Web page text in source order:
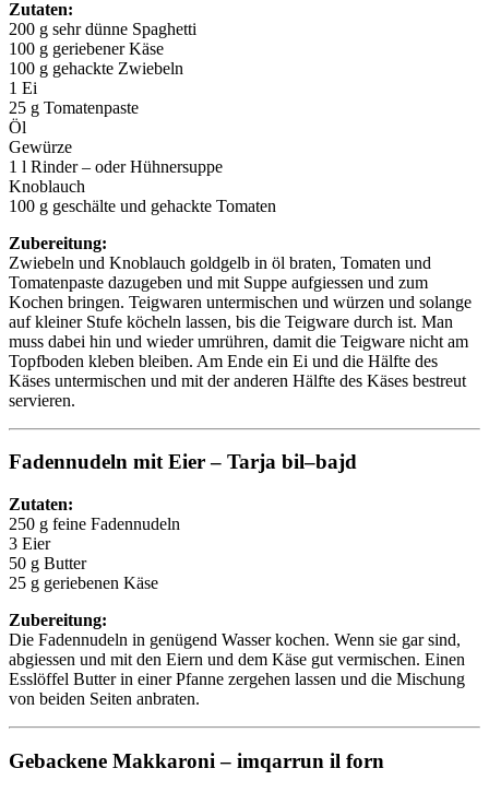
Zutaten:
200 g sehr dünne Spaghetti
100 g geriebener Käse
100 g gehackte Zwiebeln
1 Ei
25 g Tomatenpaste
Öl
Gewürze
1 l Rinder – oder Hühnersuppe
Knoblauch
100 g geschälte und gehackte Tomaten
Zubereitung:
Zwiebeln und Knoblauch goldgelb in öl braten, Tomaten und
Tomatenpaste dazugeben und mit Suppe aufgiessen und zum
Kochen bringen. Teigwaren untermischen und würzen und solange
auf kleiner Stufe köcheln lassen, bis die Teigware durch ist. Man
muss dabei hin und wieder umrühren, damit die Teigware nicht am
Topfboden kleben bleiben. Am Ende ein Ei und die Hälfte des
Käses untermischen und mit der anderen Hälfte des Käses bestreut
servieren.
Fadennudeln mit Eier – Tarja bil–bajd
Zutaten:
250 g feine Fadennudeln
3 Eier
50 g Butter
25 g geriebenen Käse
Zubereitung:
Die Fadennudeln in genügend Wasser kochen. Wenn sie gar sind,
abgiessen und mit den Eiern und dem Käse gut vermischen. Einen
Esslöffel Butter in einer Pfanne zergehen lassen und die Mischung
von beiden Seiten anbraten.
Gebackene Makkaroni – imqarrun il forn